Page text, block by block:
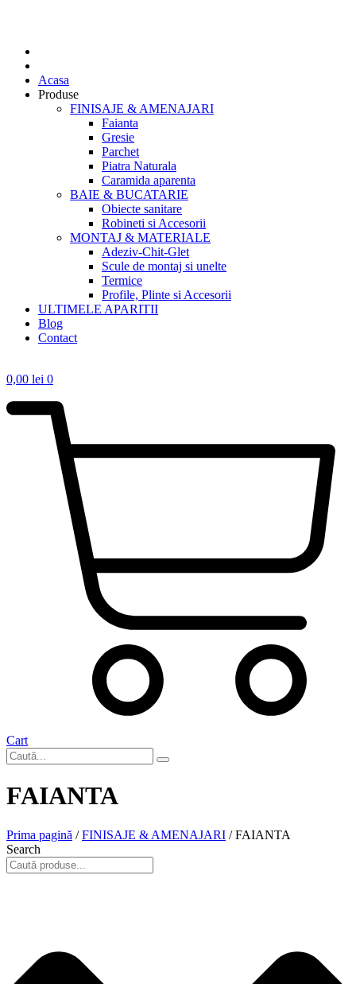
Acasa
Produse
FINISAJE & AMENAJARI
Faianta
Gresie
Parchet
Piatra Naturala
Caramida aparenta
BAIE & BUCATARIE
Obiecte sanitare
Robineti si Accesorii
MONTAJ & MATERIALE
Adeziv-Chit-Glet
Scule de montaj si unelte
Termice
Profile, Plinte si Accesorii
ULTIMELE APARITII
Blog
Contact
0,00 lei 0
Cart
FAIANTA
Prima pagină /FINISAJE & AMENAJARI / FAIANTA
Search